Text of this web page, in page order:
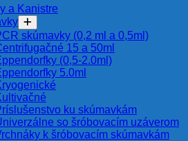
a Kanistre
skúmavky (0,2 ml a 0,5ml)
15 a 50ml
(0,5-2.0ml)
5.0ml
ku skúmavkám
so šróbovacím uzáverom
k šróbovacím skúmavkám